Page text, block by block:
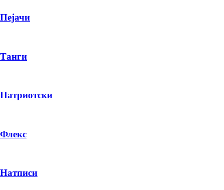
Пејачи
Танги
Патриотски
Флекс
Натписи